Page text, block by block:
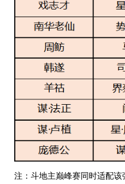
注：斗地主巅峰赛同时适配该